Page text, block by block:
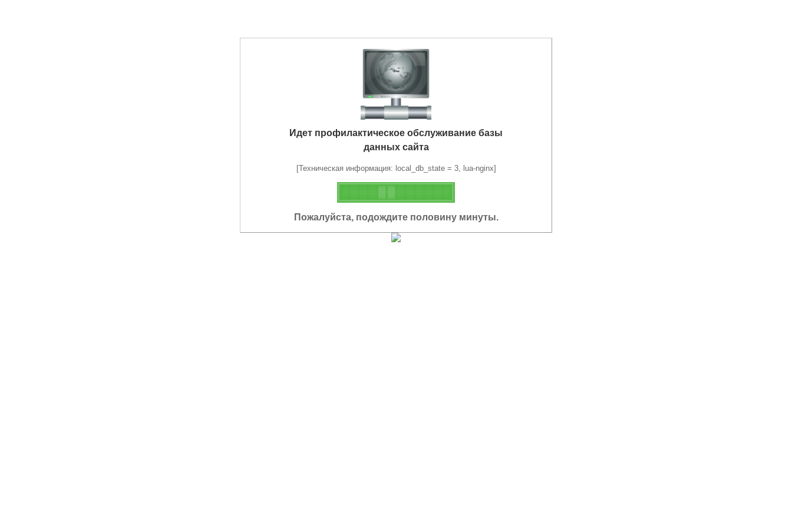
Идет профилактическое обслуживание базы
данных сайта
[Техническая информация: local_db_state = 3, lua-nginx]
Пожалуйста, подождите половину минуты.